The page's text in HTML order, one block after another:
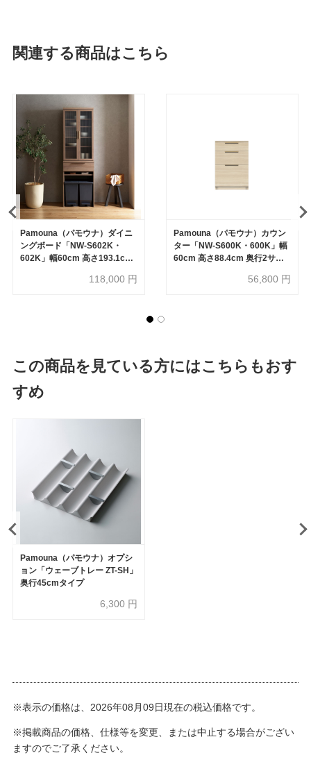
関連する商品はこちら
Pamouna（パモウナ）ダイニ
ングボード「NW-S602K・
602K」幅60cm 高さ193.1cm
50cm）上台開き扉・下台オー
118,000 円
Pamouna（パモウナ）カウン
ター「NW-S600K・600K」幅
60cm 高さ88.4cm 奥行2サイ
56,800 円
この商品を見ている方にはこちらもおす
すめ
Pamouna（パモウナ）オプシ
ョン「ウェーブトレー ZT-SH」
奥行45cmタイプ
6,300 円
※表示の価格は、2026年08月09日現在の税込価格です。
※掲載商品の価格、仕様等を変更、または中止する場合がござい
ますのでご了承ください。